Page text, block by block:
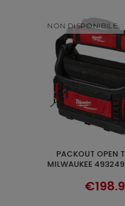
ADD TO
COMPACT